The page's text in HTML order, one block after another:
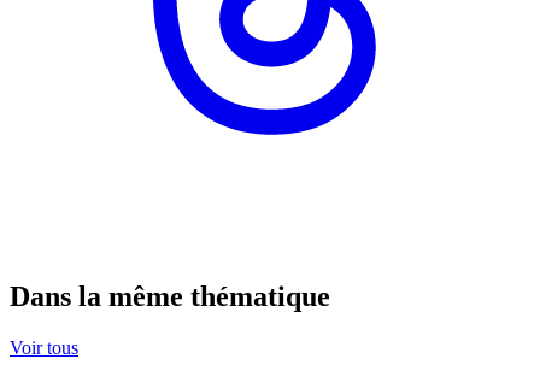
Dans la même thématique
Voir tous